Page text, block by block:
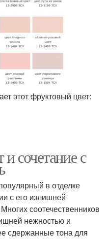
этот фруктовый цвет:
сочетание с
в отделке
с его излишней
соотечественников
нежностью и
сдержанные тона для